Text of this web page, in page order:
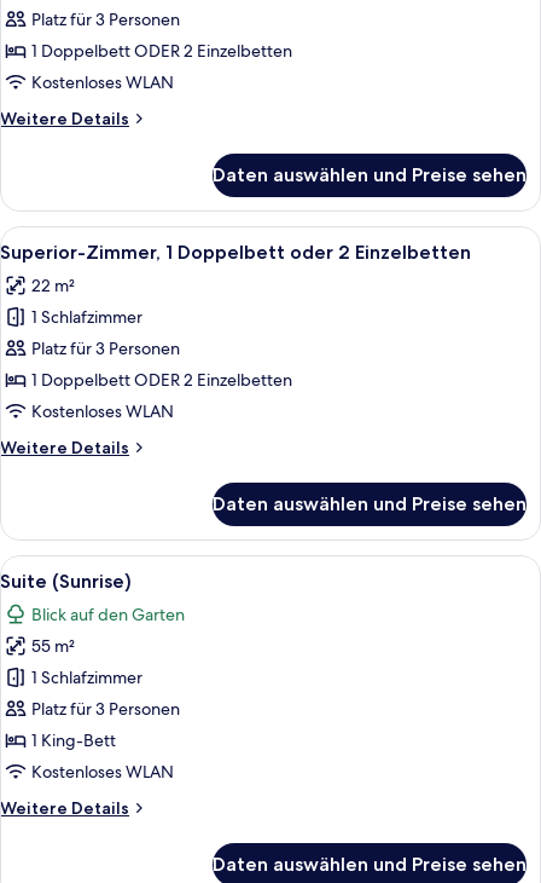
Doppelbett
oder
2
Einzelbetten,
Kamin
Friendly)
anzeigen
Platz für 3 Personen
1 Doppelbett ODER 2 Einzelbetten
Kostenloses WLAN
Weitere Details
Weitere
1
Doppelbett
oder
Einzelbetten,
Kamin
(Pet
Friendly)
Daten auswählen und Preise sehen
Alle
Fotos
für
Superior-
Zimmer,
1
Doppelbett
2
Ein modernes Hotelzimmer mit
6
Superior-Zimmer, 1 Doppelbett oder 2 Einzelbetten
22 m²
1 Schlafzimmer
Platz für 3 Personen
1 Doppelbett ODER 2 Einzelbetten
Kostenloses WLAN
Weitere Details
Weitere
Zimmer,
Doppelbett
oder
2
Einzelbetten
Daten auswählen und Preise sehen
Alle
Fotos
für
Suite
(Sunrise)
anzeigen
Ein modernes Hotelzimmer mit
8
Suite (Sunrise)
Blick auf den Garten
55 m²
1 Schlafzimmer
Platz für 3 Personen
1 King-Bett
Kostenloses WLAN
Weitere Details
Weitere
Daten auswählen und Preise sehen